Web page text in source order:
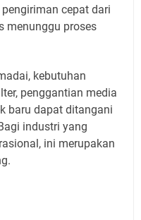
cepat dari
menunggu proses
kebutuhan
penggantian media
baru dapat ditangani
industri yang
ini merupakan